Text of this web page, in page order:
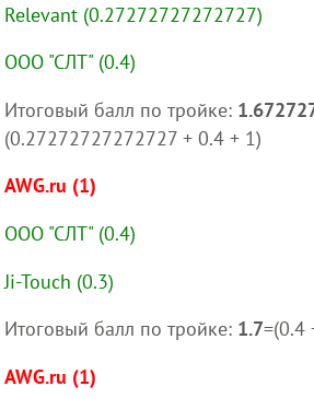
Relevant (0.27272727272727)
ООО "СЛТ" (0.4)
Итоговый балл по тройке:
(0.27272727272727 + 0.4 + 1)
AWG.ru (1)
ООО "СЛТ" (0.4)
Ji-Touch (0.3)
Итоговый балл по тройке: 1.7=(0.4
AWG.ru (1)